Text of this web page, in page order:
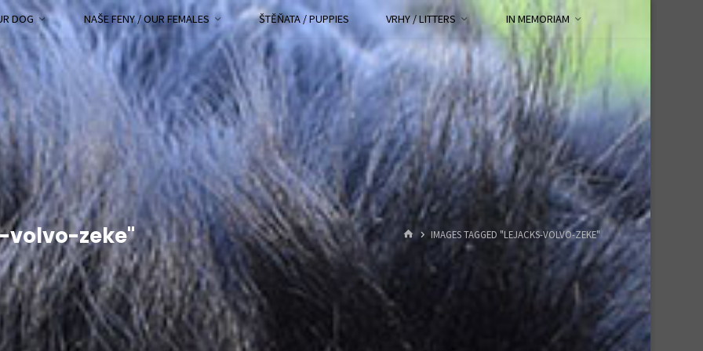
DOG NAŠE FENY / OUR FEMALES ŠTĚŇATA / PUPPIES VRHY / LITTERS IN MEMORIAM
volvo-zeke" HOMEIMAGES TAGGED "LEJACKS-VOLVO-ZEKE"